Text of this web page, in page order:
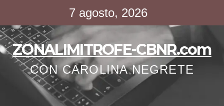
contenido
7 agosto, 2026
ZONALIMITROFE-CBNR.com
CON CAROLINA NEGRETE